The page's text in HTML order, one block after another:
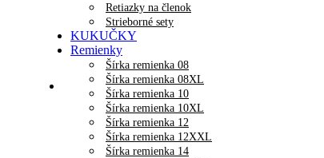
Retiazky na členok
Strieborné sety
KUKUČKY
Remienky
Šírka remienka 08
Šírka remienka 08XL
Šírka remienka 10
Šírka remienka 10XL
Šírka remienka 12
Šírka remienka 12XXL
Šírka remienka 14